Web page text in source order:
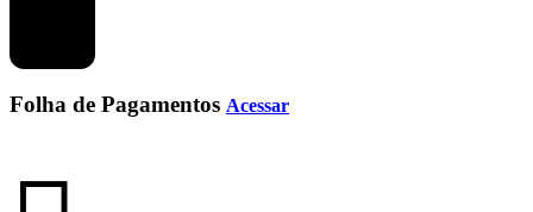
Folha de Pagamentos Acessar